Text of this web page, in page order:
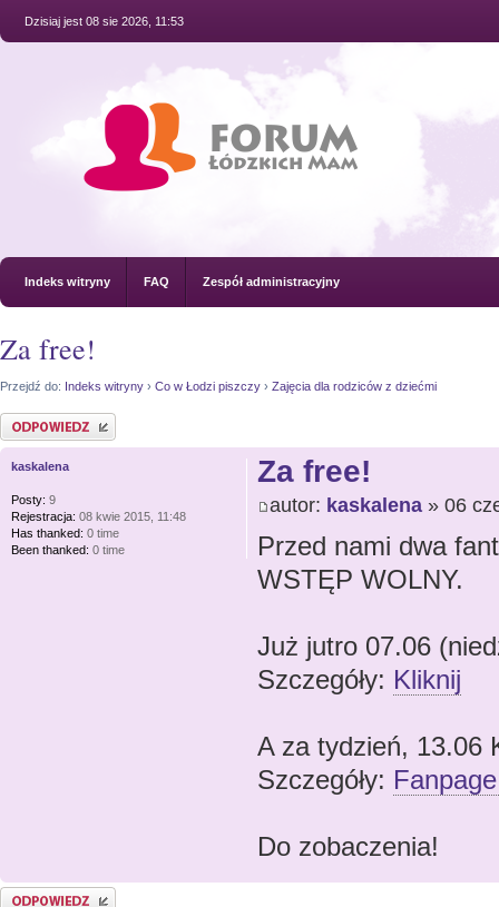
Dzisiaj jest 08 sie 2026, 11:53
Indeks witryny FAQ Zespół administracyjny
Za free!
Przejdź do: Indeks witryny › Co w Łodzi piszczy › Zajęcia dla rodziców z dziećmi
Odpowiedz
Za free!
autor: kaskalena» 06
Przed nami dwa
WSTĘP WOLNY.
Już jutro 07.06
Szczegóły: Kliknij
A za tydzień, 13.06
Szczegóły:
Do zobaczenia!
kaskalena
Posty: 9
Rejestracja: 08 kwie 2015, 11:48
Has thanked: 0 time
Been thanked: 0 time
Odpowiedz